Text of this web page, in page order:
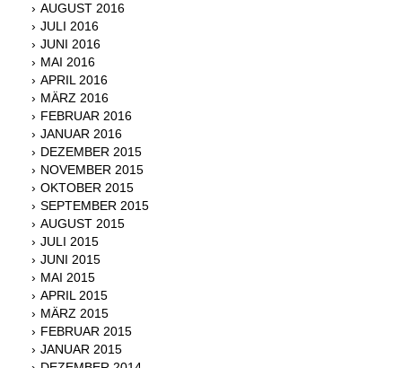
AUGUST 2016
JULI 2016
JUNI 2016
MAI 2016
APRIL 2016
MÄRZ 2016
FEBRUAR 2016
JANUAR 2016
DEZEMBER 2015
NOVEMBER 2015
OKTOBER 2015
SEPTEMBER 2015
AUGUST 2015
JULI 2015
JUNI 2015
MAI 2015
APRIL 2015
MÄRZ 2015
FEBRUAR 2015
JANUAR 2015